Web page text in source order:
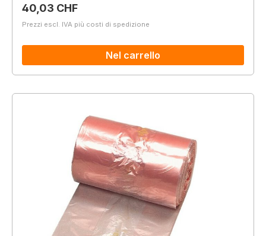
Prezzo normale:
40,03 CHF
Prezzi escl. IVA più costi di spedizione
Nel carrello